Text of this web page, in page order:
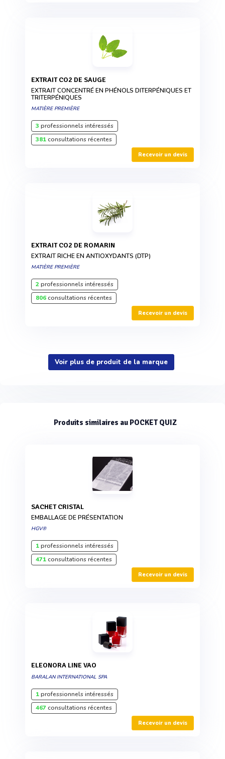
EXTRAIT CO2 DE SAUGE
EXTRAIT CONCENTRÉ EN PHÉNOLS DITERPÉNIQUES ET
TRITERPÉNIQUES
MATIÈRE PREMIÈRE
3 professionnels intéressés
381consultations récentes
Recevoir un devis
EXTRAIT CO2 DE ROMARIN
EXTRAIT RICHE EN ANTIOXYDANTS (DTP)
MATIÈRE PREMIÈRE
2professionnels intéressés
806consultations récentes
Recevoir un devis
Voir plus de produit de la marque
Produits similaires au POCKET QUIZ
SACHET CRISTAL
EMBALLAGE DE PRÉSENTATION
HGV®
1professionnels intéressés
471consultations récentes
Recevoir un devis
ELEONORA LINE VAO
BARALAN INTERNATIONAL SPA
1professionnels intéressés
467consultations récentes
Recevoir un devis